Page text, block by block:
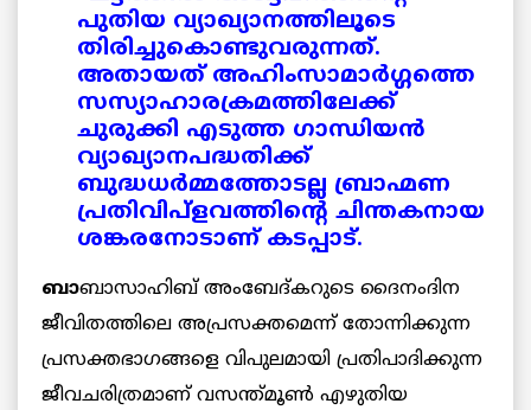
പുതിയ വ്യാഖ്യാനത്തിലൂടെ
തിരിച്ചുകൊണ്ടുവരുന്നത്.
അതായത് അഹിംസാമാര്‍ഗ്ഗത്തെ
സസ്യാഹാരക്രമത്തിലേക്ക്
ചുരുക്കി എടുത്ത ഗാന്ധിയന്‍
വ്യാഖ്യാനപദ്ധതിക്ക്
ബുദ്ധധര്‍മ്മത്തോടല്ല ബ്രാഹ്മണ
പ്രതിവിപ്ളവത്തിന്റെ ചിന്തകനായ
ശങ്കരനോടാണ് കടപ്പാട്.
ബാബാസാഹിബ് അംബേദ്കറുടെ ദൈനംദിന
ജീവിതത്തിലെ അപ്രസക്തമെന്ന് തോന്നിക്കുന്ന
പ്രസക്തഭാഗങ്ങളെ വിപുലമായി പ്രതിപാദിക്കുന്ന
ജീവചരിത്രമാണ് വസന്ത്മൂണ്‍ എഴുതിയ